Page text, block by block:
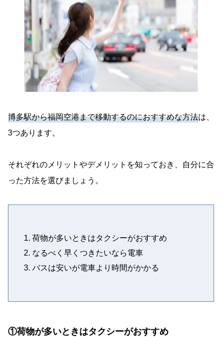
博多駅から福岡空港まで移動するのにおすすめな方法は、
3つあります。
それぞれのメリットやデメリットを知っておき、自分に合
った方法を選びましょう。
荷物が多いときはタクシーがおすすめ
なるべく早くつきたいなら電車
バスは安いが電車より時間がかかる
①荷物が多いときはタクシーがおすすめ